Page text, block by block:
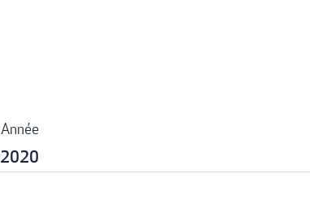
Année
2020